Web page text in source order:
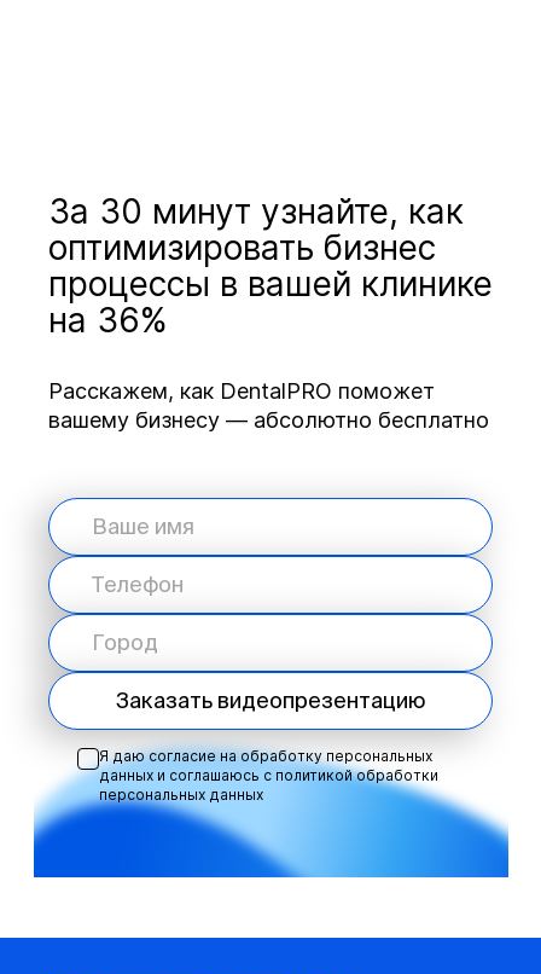
За 30 минут узнайте, как
оптимизировать бизнес
процессы в вашей клинике
на 36%
Расскажем, как DentalPRO поможет
вашему бизнесу — абсолютно бесплатно
Заказать видеопрезентацию
Я даю согласие на обработку персональных
данных и соглашаюсь с политикой обработки
персональных данных